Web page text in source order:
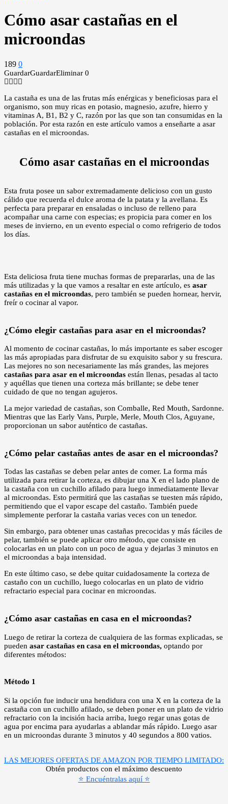
Cómo asar castañas en el
microondas
189 0
GuardarGuardarEliminar 0
La castaña es una de las frutas más enérgicas y beneficiosas para el
organismo, son muy ricas en potasio, magnesio, azufre, hierro y
vitaminas A, B1, B2 y C, razón por las que son tan consumidas en la
población. Por esta razón en este artículo vamos a enseñarte a asar
castañas en el microondas.
Cómo asar castañas en el microondas
Esta fruta posee un sabor extremadamente delicioso con un gusto
cálido que recuerda el dulce aroma de la patata y la avellana. Es
perfecta para preparar en ensaladas o incluso de relleno para
acompañar una carne con especias; es propicia para comer en los
meses de invierno, en un evento especial o como refrigerio de todos
los días.
Esta deliciosa fruta tiene muchas formas de prepararlas, una de las
más utilizadas y la que vamos a resaltar en este artículo, es asar
castañas en el microondas, pero también se pueden hornear, hervir,
freír o cocinar al vapor.
¿Cómo elegir castañas para asar en el microondas?
Al momento de cocinar castañas, lo más importante es saber escoger
las más apropiadas para disfrutar de su exquisito sabor y su frescura.
Las mejores no son necesariamente las más grandes, las mejores
castañas para asar en el microondas están llenas, pesadas al tacto
y aquéllas que tienen una corteza más brillante; se debe tener
cuidado de que no tengan agujeros.
La mejor variedad de castañas, son Comballe, Red Mouth, Sardonne.
Mientras que las Early Vans, Purple, Merle, Mouth Clos, Aguyane,
proporcionan un sabor auténtico de castañas.
¿Cómo pelar castañas antes de asar en el microondas?
Todas las castañas se deben pelar antes de comer. La forma más
utilizada para retirar la corteza, es dibujar una X en el lado plano de
la castaña con un cuchillo afilado para luego inmediatamente llevar
al microondas. Esto permitirá que las castañas se tuesten más rápido,
permitiendo que el vapor escape del castaño. También puede
simplemente perforar la castaña varias veces con un tenedor.
Sin embargo, para obtener unas castañas precocidas y más fáciles de
pelar, también se puede aplicar otro método, que consiste en
colocarlas en un plato con un poco de agua y dejarlas 3 minutos en
el microondas a baja intensidad.
En este último caso, se debe quitar cuidadosamente la corteza de
castaño con un cuchillo, luego colocarlas en un plato de vidrio
refractario especial para cocinar en microondas.
¿Cómo asar castañas en casa en el microondas?
Luego de retirar la corteza de cualquiera de las formas explicadas, se
pueden asar castañas en casa en el microondas, optando por
diferentes métodos:
Método 1
Si la opción fue inducir una hendidura con una X en la corteza de la
castaña con un cuchillo afilado, se deben poner en un plato de vidrio
refractario con la incisión hacia arriba, luego regar unas gotas de
agua por encima para ayudarlas a ablandar más rápido. Luego asar
en un microondas durante 3 minutos y 40 segundos a 800 vatios.
LAS MEJORES OFERTAS DE AMAZON POR TIEMPO LIMITADO:
Obtén productos con el máximo descuento
⭐ Encuéntralas aquí ⭐